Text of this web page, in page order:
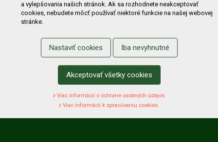
Obchodné podmienky
Cenník prepravy
Reklamačný poriadok
Odstúpenie od kúpy
Protokol na odstúpenie od kúpy
Alternatívne riešenie sporu
Ochrana osobných údajov
Používanie cookies
Nákup na splátky
Registrácia Košík
Zmena údajov
Zmena hesla
Prihlasiť sa na odber noviniek
a vylepšovania našich stránok. Ak sa rozhodnete neakceptovať
cookies, nebudete môcť používať niektoré funkcie na našej webovej
stránke.
Nastaviť cookies Iba nevyhnutné
Akceptovať všetky cookies
Viac informácií o ochrane osobných údajov.
Viac informácií k spracúvaniu cookies.